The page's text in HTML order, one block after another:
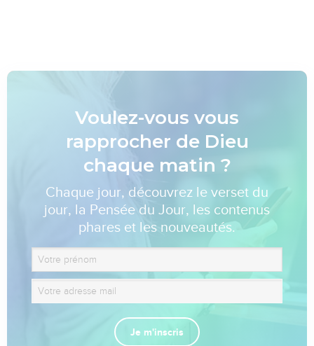
Voulez-vous vous
rapprocher de Dieu
chaque matin ?
Chaque jour, découvrez le verset du
jour, la Pensée du Jour, les contenus
phares et les nouveautés.
Je m'inscris